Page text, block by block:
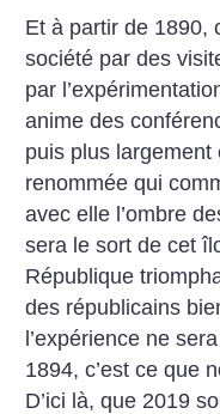
Et à partir de 1890,
société par des
par
anime des
puis plus largement
renommée qui
avec elle l’ombre
sera le sort de cet
République
des républicains
l’expérience ne
1894, c’est ce que
D’ici là, que 2019